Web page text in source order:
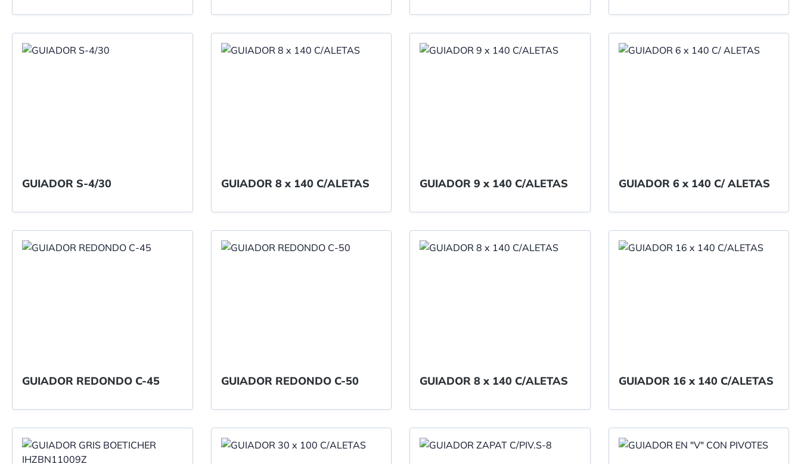
GUIADOR S-4/30 GUIADOR 8 x 140 C/ALETAS GUIADOR 9 x 140 C/ALETAS GUIADOR 6 x 140 C/ ALETAS
GUIADOR REDONDO C-45 GUIADOR REDONDO C-50 GUIADOR 8 x 140 C/ALETAS GUIADOR 16 x 140 C/ALETAS